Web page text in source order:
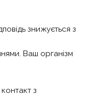
знижується з
Ваш організм
з